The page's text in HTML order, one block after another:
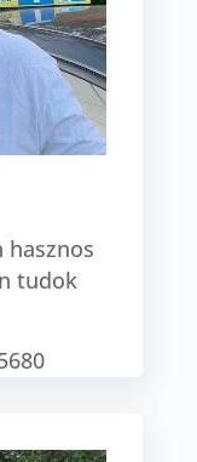
hasznos
tudok